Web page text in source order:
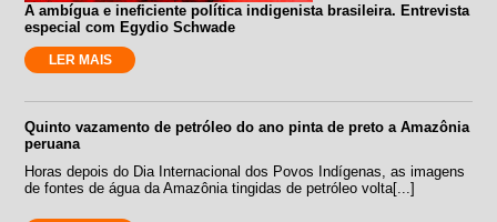
A ambígua e ineficiente política indigenista brasileira. Entrevista
especial com Egydio Schwade
LER MAIS
Quinto vazamento de petróleo do ano pinta de preto a Amazônia
peruana
Horas depois do Dia Internacional dos Povos Indígenas, as imagens
de fontes de água da Amazônia tingidas de petróleo volta[...]